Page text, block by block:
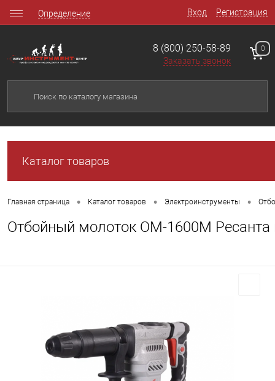
Вход Регистрация
Определение
8 (800) 250-58-89
Заказать звонок
0
Каталог товаров
Главная страница • Каталог товаров • Электроинструменты •
Отбойный молоток ОМ-1600М Ресанта